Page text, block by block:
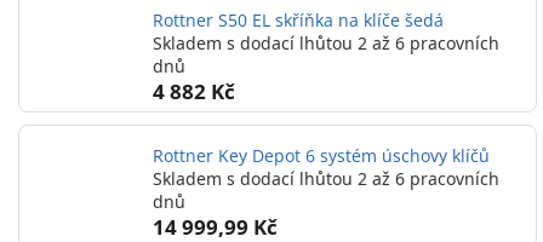
Rottner S50 EL skříňka na klíče šedá
Skladem s dodací lhůtou 2 až 6 pracovních
dnů
4 882 Kč
Rottner Key Depot 6 systém úschovy klíčů
Skladem s dodací lhůtou 2 až 6 pracovních
dnů
14 999,99 Kč